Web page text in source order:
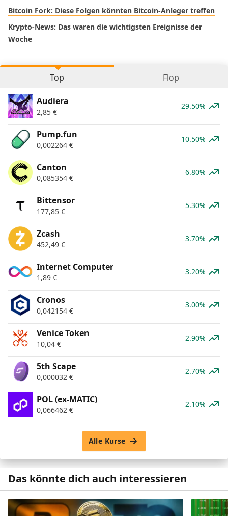
Bitcoin Fork: Diese Folgen könnten Bitcoin-Anleger treffen
Krypto-News: Das waren die wichtigsten Ereignisse der
Woche
Top Flop
Audiera
2,85 €
29.50%
Pump.fun
0,002264 €
10.50%
Canton
0,085354 €
6.80%
Bittensor
177,85 €
5.30%
Zcash
452,49 €
3.70%
Internet Computer
1,89 €
3.20%
Cronos
0,042154 €
3.00%
Venice Token
10,04 €
2.90%
5th Scape
0,000032 €
2.70%
POL (ex-MATIC)
0,066462 €
2.10%
Alle Kurse
Das könnte dich auch interessieren